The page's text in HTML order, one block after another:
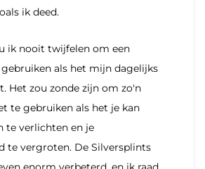
ik deed.
ik nooit twijfelen om een
als het mijn dagelijks
Het zou zonde zijn om zo'n
te gebruiken als het je kan
te verlichten en je
te vergroten. De Silversplints